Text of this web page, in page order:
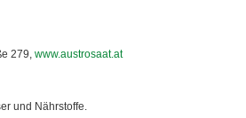
279, www.austrosaat.at
und Nährstoffe.